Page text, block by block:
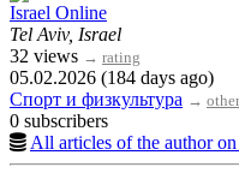
Israel Online
Tel Aviv, Israel
32 views → rating
05.02.2026 (184 days ago)
Спорт и физкультура →
0 subscribers
All articles of the author